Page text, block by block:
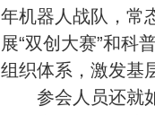
年机器人战队，常
展“双创大赛”和科
组织体系，激发基
参会人员还就